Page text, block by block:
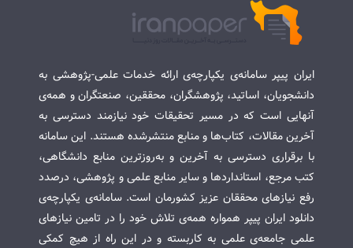
ایران پیپر سامانه‌ی یکپارچه‌ی ارائه خدمات علمی-پژوهشی به
دانشجویان، اساتید، پژوهشگران، محققین، صنعتگران و همه‌ی
آنهایی است که در مسیر تحقیقات خود نیازمند دسترسی به
آخرین مقالات، کتاب‌ها و منابع منتشرشده هستند. این سامانه
با برقراری دسترسی به آخرین و به‌روزترین منابع دانشگاهی،
کتب مرجع، استانداردها و سایر منابع علمی و پژوهشی، درصدد
رفع نیازهای محققان عزیز کشورمان است. سامانه‌ی یکپارچه‌ی
دانلود ایران پیپر همواره همه‌ی تلاش خود را در تامین نیازهای
علمی جامعه‌ی علمی به کاربسته و در این راه از هیچ کمکی